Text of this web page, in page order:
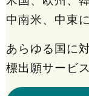
中南米、中東
あらゆる国に
標出願サービ